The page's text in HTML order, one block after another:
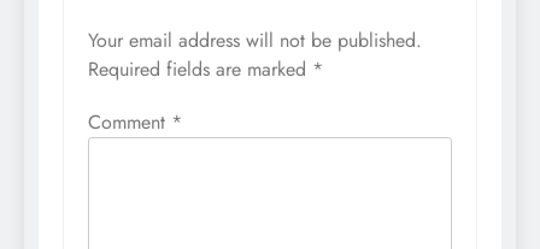
Your email address will not be published.
Required fields are marked *
Comment *